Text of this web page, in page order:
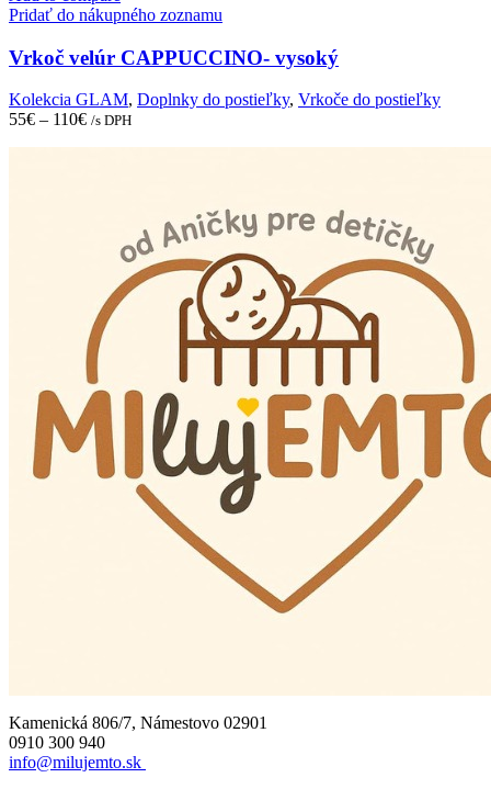
multiple
The
options
may
be
on
Pridať do nákupného zoznamu
Vrkoč velúr CAPPUCCINO- vysoký
Kolekcia GLAM, Doplnky do postieľky, Vrkoče do postieľky
55€ – 110€ /s DPH
Kamenická 806/7, Námestovo 02901
0910 300 940
info@milujemto.sk